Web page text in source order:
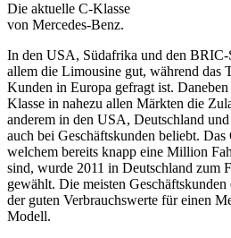
Die aktuelle C-Klasse
von Mercedes-Benz.
In den USA, Südafrika und den BRIC-
allem die Limousine gut, während das
Kunden in Europa gefragt ist.
Klasse in nahezu allen Märkten die
anderem in den USA, Deutschland
auch bei Geschäftskunden beliebt.
welchem bereits knapp eine Million
sind, wurde 2011 in Deutschland zum
gewählt. Die meisten
der guten Verbrauchswerte für einen
Modell.